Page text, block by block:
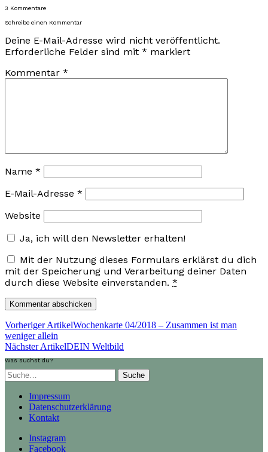
3 Kommentare
Schreibe einen Kommentar
Deine E-Mail-Adresse wird nicht veröffentlicht.
Erforderliche Felder sind mit * markiert
Kommentar *
Name *
E-Mail-Adresse *
Website
Ja, ich will den Newsletter erhalten!
Mit der Nutzung dieses Formulars erklärst du dich
mit der Speicherung und Verarbeitung deiner Daten
durch diese Website einverstanden. *
Vorheriger ArtikelWochenkarte 04/2018 – Zusammen ist man
weniger allein
Nächster ArtikelDEIN Weltbild
Was suchst du?
Suche
Impressum
Datenschutzerklärung
Kontakt
Instagram
Facebook